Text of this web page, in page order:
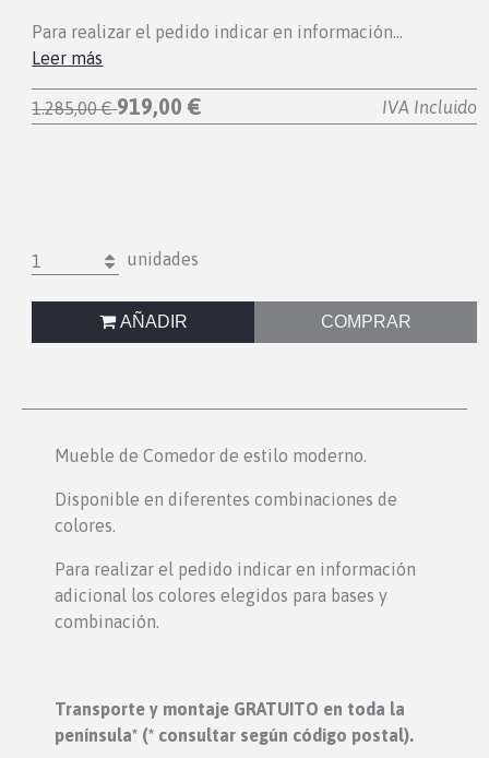
Para realizar el pedido indicar en información…
Leer más
1.285,00 €919,00 € IVA Incluido
1 unidades
AÑADIR COMPRAR
Mueble de Comedor de estilo moderno.
Disponible en diferentes combinaciones de
colores.
Para realizar el pedido indicar en información
adicional los colores elegidos para bases y
combinación.
Transporte y montaje GRATUITO en toda la
península* (* consultar según código postal).